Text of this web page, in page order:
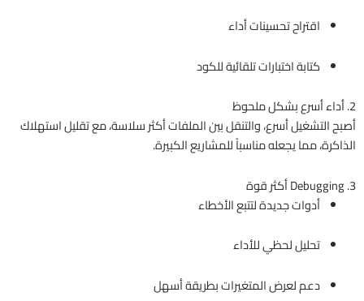
اقتراح تحسينات أداء
كتابة اختبارات تلقائية للكود
2. أداء أسرع بشكل ملحوظ
أصبح التشغيل أسرع، والتنقل بين الملفات أكثر سلاسة، مع تقليل استهلاك
الذاكرة، مما يجعله مناسباً للمشاريع الكبيرة.
3. Debugging أكثر قوة
أدوات جديدة لتتبع الأخطاء
تحليل لحظي للأداء
دعم لعرض المتغيرات بطريقة أسهل